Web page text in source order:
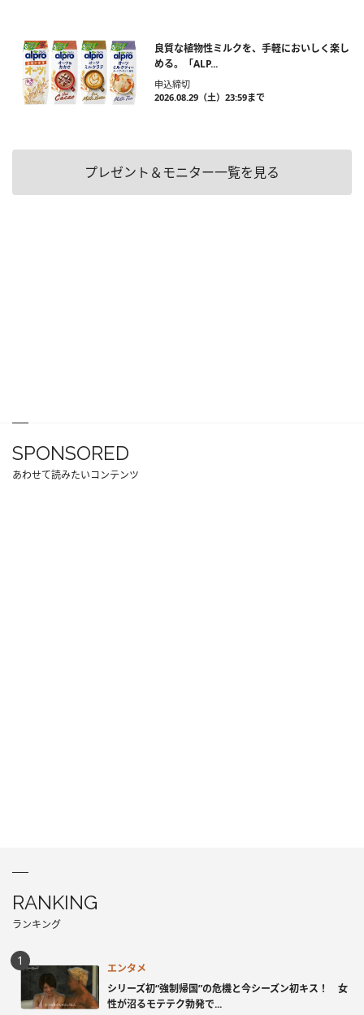
良質な植物性ミルクを、手軽においしく楽し
める。「ALP...
申込締切
2026.08.29（土）23:59まで
プレゼント＆モニター一覧を見る
SPONSORED
あわせて読みたいコンテンツ
RANKING
ランキング
エンタメ
シリーズ初“強制帰国”の危機と今シーズン初キス！ 女
性が沼るモテテク勃発で...